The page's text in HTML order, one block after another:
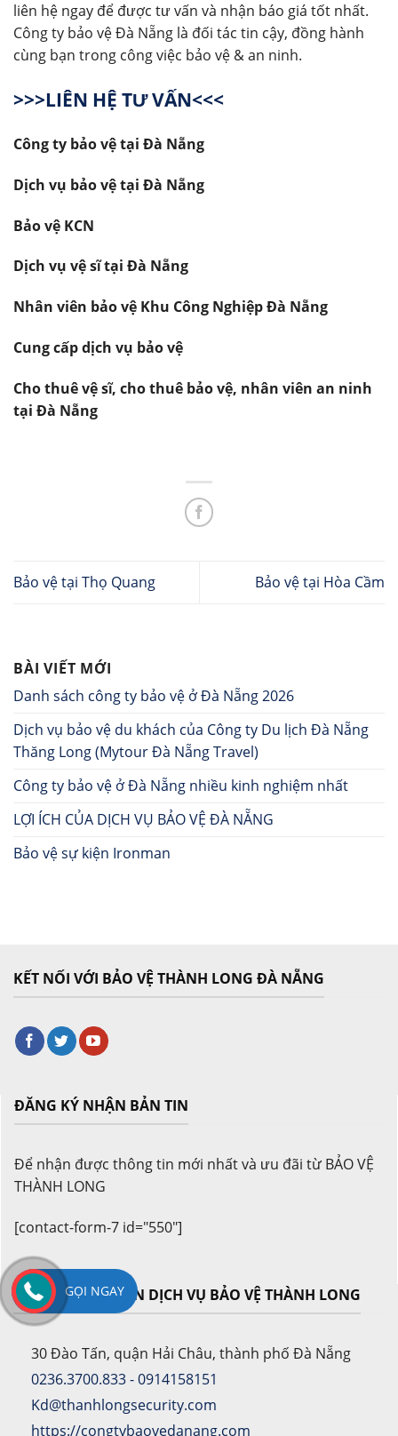
liên hệ ngay để được tư vấn và nhận báo giá tốt nhất.
Công ty bảo vệ Đà Nẵng là đối tác tin cậy, đồng hành
cùng bạn trong công việc bảo vệ & an ninh.
>>>LIÊN HỆ TƯ VẤN<<<
Công ty bảo vệ tại Đà Nẵng
Dịch vụ bảo vệ tại Đà Nẵng
Bảo vệ KCN
Dịch vụ vệ sĩ tại Đà Nẵng
Nhân viên bảo vệ Khu Công Nghiệp Đà Nẵng
Cung cấp dịch vụ bảo vệ
Cho thuê vệ sĩ, cho thuê bảo vệ, nhân viên an ninh
tại Đà Nẵng
Bảo vệ tại Thọ Quang Bảo vệ tại Hòa Cầm
BÀI VIẾT MỚI
Danh sách công ty bảo vệ ở Đà Nẵng 2026
Dịch vụ bảo vệ du khách của Công ty Du lịch Đà Nẵng
Thăng Long (Mytour Đà Nẵng Travel)
Công ty bảo vệ ở Đà Nẵng nhiều kinh nghiệm nhất
LỢI ÍCH CỦA DỊCH VỤ BẢO VỆ ĐÀ NẴNG
Bảo vệ sự kiện Ironman
KẾT NỐI VỚI BẢO VỆ THÀNH LONG ĐÀ NẴNG
ĐĂNG KÝ NHẬN BẢN TIN
Để nhận được thông tin mới nhất và ưu đãi từ BẢO VỆ
THÀNH LONG
[contact-form-7 id="550"]
CÔNG TY CỔ PHẦN DỊCH VỤ BẢO VỆ THÀNH LONG
30 Đào Tấn, quận Hải Châu, thành phố Đà Nẵng
0236.3700.833 - 0914158151
Kd@thanhlongsecurity.com
https://congtybaovedanang.com
GỌI NGAY